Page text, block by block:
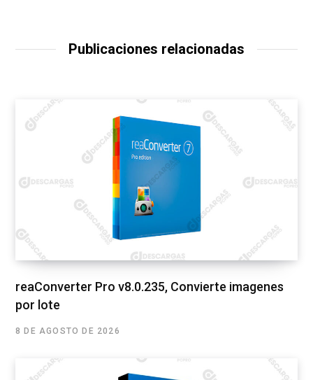
Publicaciones relacionadas
reaConverter Pro v8.0.235, Convierte imagenes
por lote
8 DE AGOSTO DE 2026